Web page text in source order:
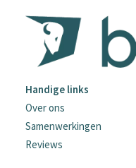
Handige links
Over ons
Samenwerkingen
Reviews